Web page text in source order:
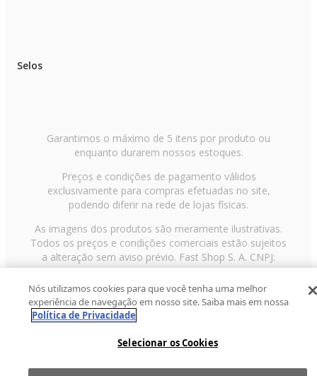
Selos
Garantimos o máximo de 5 itens por produto ou
enquanto durarem nossos estoques.
Preços e condições de pagamento válidos
exclusivamente para compras efetuadas no site,
podendo diferir na rede de lojas físicas.
As imagens dos produtos são meramente ilustrativas.
Todos os preços e condições comerciais estão sujeitos
a alteração sem aviso prévio. Fast Shop S. A. CNPJ:
43.708.379/0001-00
Avenida Zaki Narchi, nº 1650, sobreloja, Carandiru, São
Paulo/SP, CEP 02029-001, Telefone: 11 3003-3728 ©
2013 Fast Shop - Todos os direitos reservados
Nós utilizamos cookies para que você tenha uma melhor
experiência de navegação em nosso site. Saiba mais em nossa
Política de Privacidade
Selecionar os Cookies